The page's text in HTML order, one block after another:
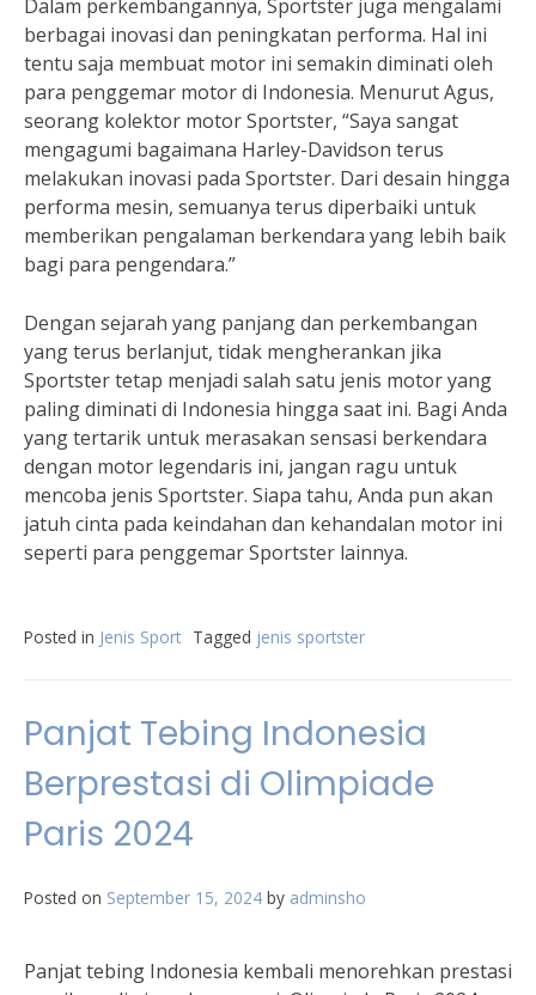
Dalam perkembangannya, Sportster juga mengalami
berbagai inovasi dan peningkatan performa. Hal ini
tentu saja membuat motor ini semakin diminati oleh
para penggemar motor di Indonesia. Menurut Agus,
seorang kolektor motor Sportster, “Saya sangat
mengagumi bagaimana Harley-Davidson terus
melakukan inovasi pada Sportster. Dari desain hingga
performa mesin, semuanya terus diperbaiki untuk
memberikan pengalaman berkendara yang lebih baik
bagi para pengendara.”
Dengan sejarah yang panjang dan perkembangan
yang terus berlanjut, tidak mengherankan jika
Sportster tetap menjadi salah satu jenis motor yang
paling diminati di Indonesia hingga saat ini. Bagi Anda
yang tertarik untuk merasakan sensasi berkendara
dengan motor legendaris ini, jangan ragu untuk
mencoba jenis Sportster. Siapa tahu, Anda pun akan
jatuh cinta pada keindahan dan kehandalan motor ini
seperti para penggemar Sportster lainnya.
Posted in Jenis Sport Tagged jenis sportster
Panjat Tebing Indonesia
Berprestasi di Olimpiade
Paris 2024
Posted on September 15, 2024 by adminsho
Panjat tebing Indonesia kembali menorehkan prestasi